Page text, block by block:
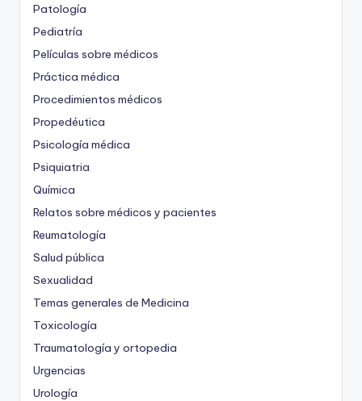
Patología
Pediatría
Películas sobre médicos
Práctica médica
Procedimientos médicos
Propedéutica
Psicología médica
Psiquiatria
Química
Relatos sobre médicos y pacientes
Reumatología
Salud pública
Sexualidad
Temas generales de Medicina
Toxicología
Traumatología y ortopedia
Urgencias
Urología